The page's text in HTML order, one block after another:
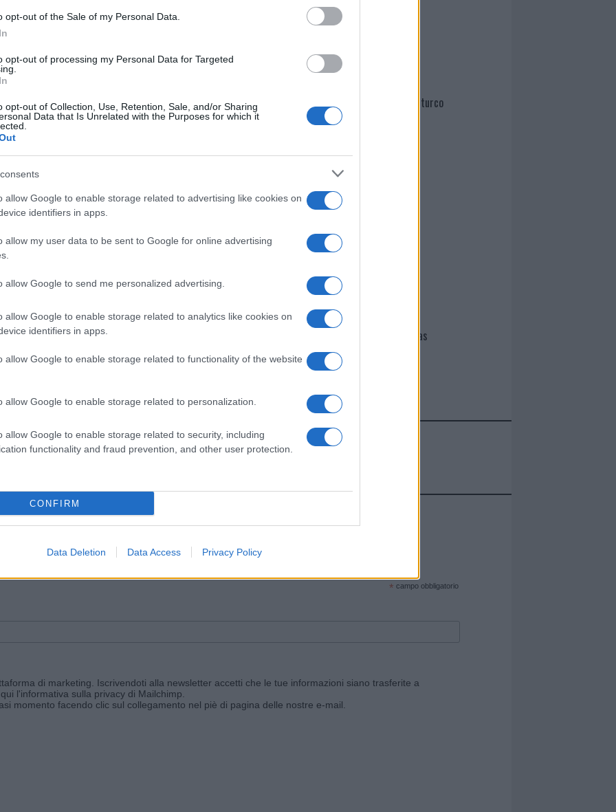
opt-out of the Sale of my Personal Data.
opt-out of processing my Personal Data for Targeted
opt-out of Collection, Use, Retention, Sale, and/or Sharing
Data that Is Unrelated with the Purposes for which it
allow Google to enable storage related to advertising like cookies on
identifiers in apps.
allow my user data to be sent to Google for online advertising
allow Google to send me personalized advertising.
allow Google to enable storage related to analytics like cookies on
identifiers in apps.
allow Google to enable storage related to functionality of the website
allow Google to enable storage related to personalization.
allow Google to enable storage related to security, including
functionality and fraud prevention, and other user protection.
CONFIRM
Data Deletion Data Access Privacy Policy
nella sezioneLogindal menù del sito o
Martina Agostina Diturco
I nostri cari
I nostri cari
Giovannimaria Cabras
Invia un Comunicato Stampa|Pubblicità|Segnala
e ricevi le nostre email periodiche contenenti le ultime notizie pubblicate sul sito web!
* campo obbligatorio
di marketing. Iscrivendoti alla newsletter accetti che le tue informazioni siano trasferite a
l'informativa sulla privacy di Mailchimp
momento facendo clic sul collegamento nel piè di pagina delle nostre e-mail.